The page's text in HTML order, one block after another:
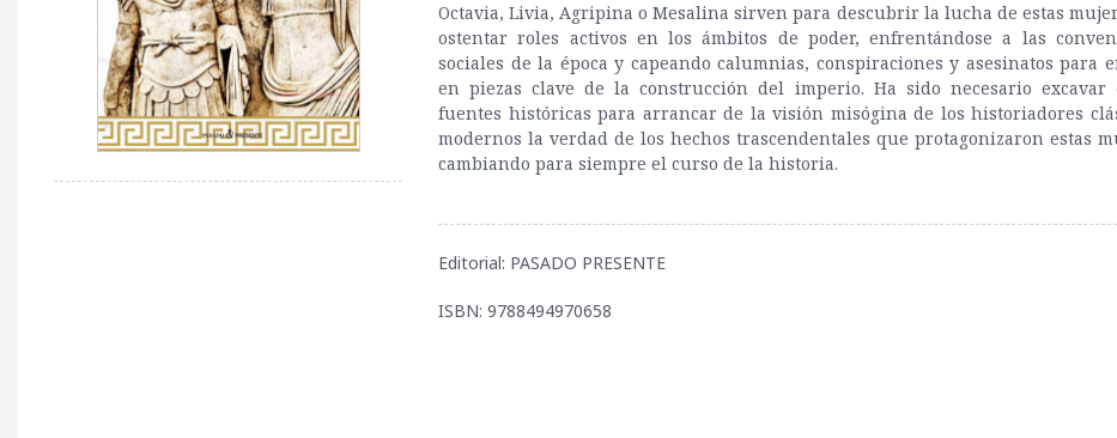
Octavia, Livia, Agripina o Mesalina sirven para descubrir la lucha de estas
ostentar roles activos en los ámbitos de poder, enfrentándose a las
sociales de la época y capeando calumnias, conspiraciones y asesinatos para
en piezas clave de la construcción del imperio. Ha sido necesario excavar
fuentes históricas para arrancar de la visión misógina de los historiadores
modernos la verdad de los hechos trascendentales que protagonizaron estas
cambiando para siempre el curso de la historia.
Editorial: PASADO PRESENTE
ISBN: 9788494970658